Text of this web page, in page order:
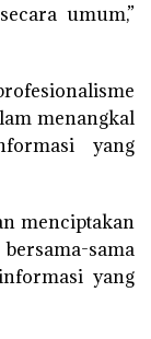
umum,”
menangkal
yang
menciptakan
sama
yang